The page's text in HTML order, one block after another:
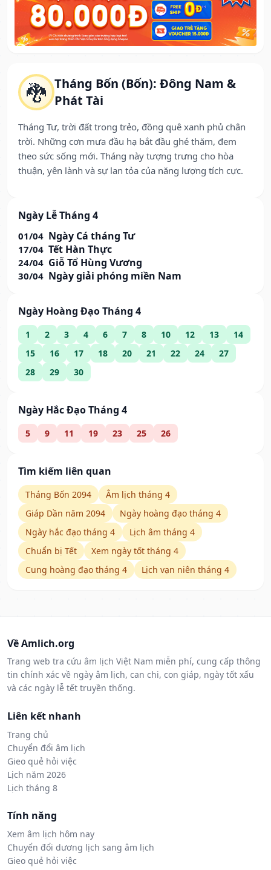
🐉 Tháng Bốn (Bốn): Đông Nam &
Phát Tài
Tháng Tư, trời đất trong trẻo, đồng quê xanh phủ chân
trời. Những cơn mưa đầu hạ bắt đầu ghé thăm, đem
theo sức sống mới. Tháng này tượng trưng cho hòa
thuận, yên lành và sự lan tỏa của năng lượng tích cực.
Ngày Lễ Tháng 4
01/04 Ngày Cá tháng Tư
17/04 Tết Hàn Thực
24/04 Giỗ Tổ Hùng Vương
30/04 Ngày giải phóng miền Nam
Ngày Hoàng Đạo Tháng 4
1 2 3 4 6 7 8 10 12 13
14
15
16 17 18 20 21 22 24
27
28
29 30
Ngày Hắc Đạo Tháng 4
5 9 11 19 23 25 26
Tìm kiếm liên quan
Tháng Bốn 2094
Âm lịch tháng 4
Giáp Dần năm 2094
Ngày hoàng đạo tháng 4
Ngày hắc đạo tháng 4
Lịch âm tháng 4
Chuẩn bị Tết
Xem ngày tốt tháng 4
Cung hoàng đạo tháng 4
Lịch vạn niên tháng 4
Về Amlich.org
Trang web tra cứu âm lịch Việt Nam miễn phí, cung cấp thông
tin chính xác về ngày âm lịch, can chi, con giáp, ngày tốt xấu
và các ngày lễ tết truyền thống.
Liên kết nhanh
Trang chủ
Chuyển đổi âm lịch
Gieo quẻ hỏi việc
Lịch năm 2026
Lịch tháng 8
Tính năng
Xem âm lịch hôm nay
Chuyển đổi dương lịch sang âm lịch
Gieo quẻ hỏi việc